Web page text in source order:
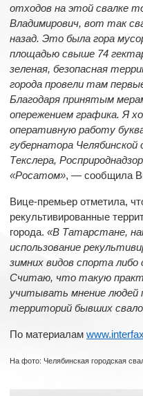
отходов на этой свалке
Владимирович, вот так
назад. Это была гора
площадью свыше 74
зеленая, безопасная
города провели там
Благодаря принятым
опережением графика. Я
оперативную работу
губернатора Челябинской
Текслера,
«Росатом», — сообщила
Вице-премьер отметила,
рекультивированные
города. «В Татарстане,
использование
зимних видов спорта либо
Считаю, что такую
учитывать мнение людей
территорий бывших
По материалам
На фото: Челябинская городская